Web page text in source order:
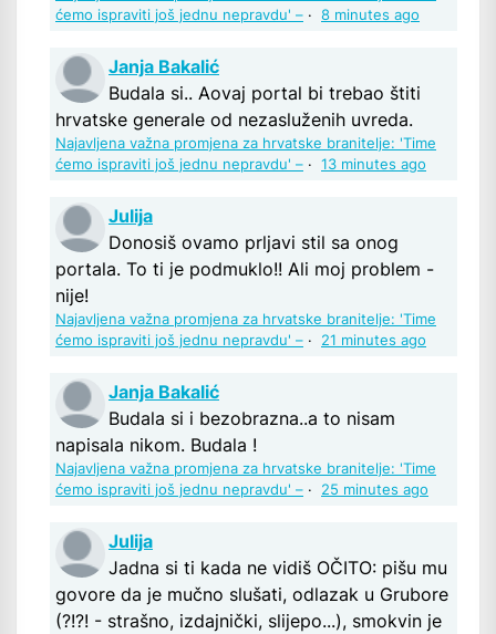
ćemo ispraviti još jednu nepravdu' – · 8 minutes ago
Janja Bakalić
Budala si.. Aovaj portal bi trebao štiti
hrvatske generale od nezasluženih uvreda.
Najavljena važna promjena za hrvatske branitelje: 'Time
ćemo ispraviti još jednu nepravdu' – · 13 minutes ago
Julija
Donosiš ovamo prljavi stil sa onog
portala. To ti je podmuklo!! Ali moj problem -
nije!
Najavljena važna promjena za hrvatske branitelje: 'Time
ćemo ispraviti još jednu nepravdu' – · 21 minutes ago
Janja Bakalić
Budala si i bezobrazna..a to nisam
napisala nikom. Budala !
Najavljena važna promjena za hrvatske branitelje: 'Time
ćemo ispraviti još jednu nepravdu' – · 25 minutes ago
Julija
Jadna si ti kada ne vidiš OČITO: pišu mu
govore da je mučno slušati, odlazak u Grubore
(?!?! - strašno, izdajnički, slijepo...), smokvin je